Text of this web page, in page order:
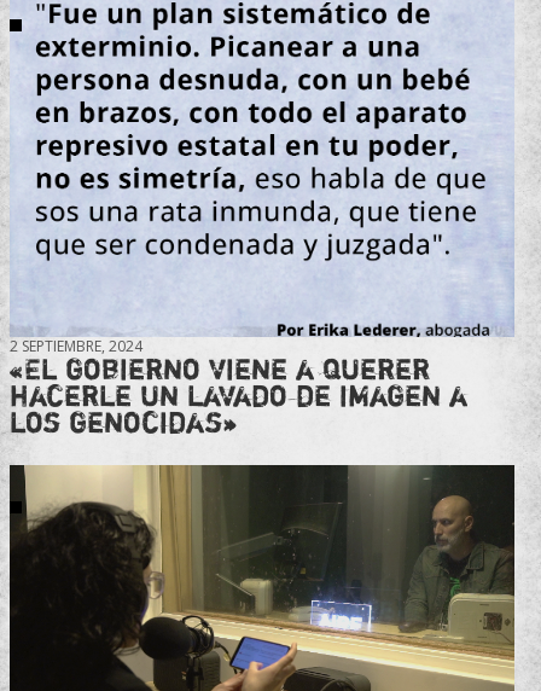
2 SEPTIEMBRE, 2024
«El gobierno viene a querer
hacerle un lavado de imagen a
los genocidas»